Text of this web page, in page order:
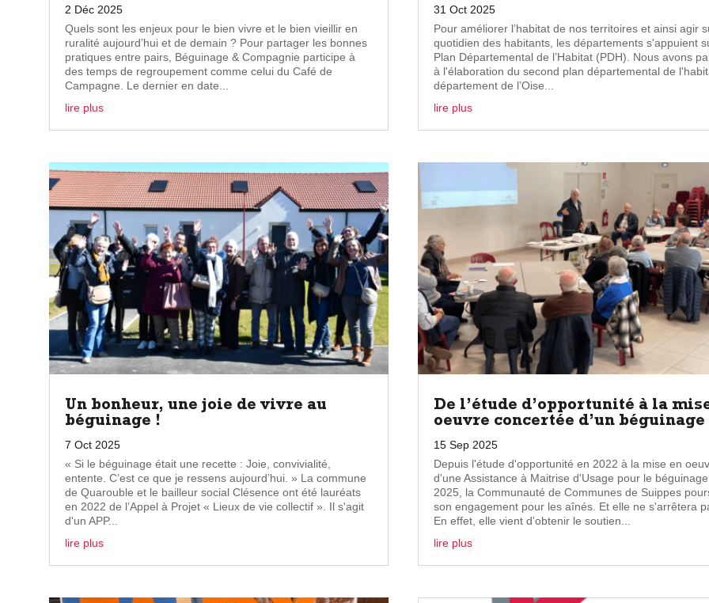
2 Déc 2025
Quels sont les enjeux pour le bien vivre et le bien vieillir en
ruralité aujourd’hui et de demain ? Pour partager les bonnes
pratiques entre pairs, Béguinage & Compagnie participe à
des temps de regroupement comme celui du Café de
Campagne. Le dernier en date...
lire plus
Un bonheur, une joie de vivre au
béguinage !
7 Oct 2025
« Si le béguinage était une recette : Joie, convivialité,
entente. C’est ce que je ressens aujourd’hui. » La commune
de Quarouble et le bailleur social Clésence ont été lauréats
en 2022 de l’Appel à Projet « Lieux de vie collectif ». Il s'agit
d'un APP...
lire plus
31 Oct 2025
Pour améliorer l’habitat de nos territoires et ainsi agir
quotidien des habitants, les départements s'appuient
Plan Départemental de l’Habitat (PDH). Nous avons
à l'élaboration du second plan départemental de
département de l’Oise...
lire plus
De l’étude d’opportunité à la
oeuvre concertée d’un béguinage
15 Sep 2025
Depuis l'étude d'opportunité en 2022 à la mise en
d'une Assistance à Maitrise d'Usage pour le
2025, la Communauté de Communes de Suippes
son engagement pour les aînés. Et elle ne s'arrêtera
En effet, elle vient d'obtenir le soutien...
lire plus